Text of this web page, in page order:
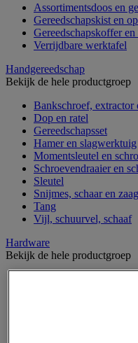
Assortimentsdoos en
Gereedschapskist en
Gereedschapskoffer
Verrijdbare werktafel
Handgereedschap
Bekijk de hele productgroep
Bankschroef, extractor
Dop en ratel
Gereedschapsset
Hamer en slagwerktuig
Momentsleutel en
Schroevendraaier en
Sleutel
Snijmes, schaar en zaag
Tang
Vijl, schuurvel, schaaf
Hardware
Bekijk de hele productgroep